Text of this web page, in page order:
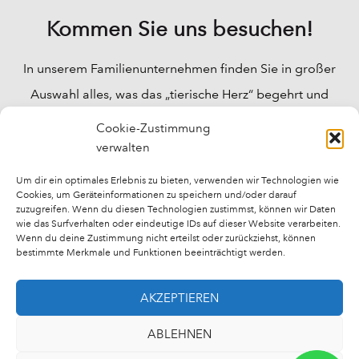
Cookie-Zustimmung
verwalten
Um dir ein optimales Erlebnis zu bieten, verwenden wir Technologien wie
Cookies, um Geräteinformationen zu speichern und/oder darauf
zuzugreifen. Wenn du diesen Technologien zustimmst, können wir Daten
wie das Surfverhalten oder eindeutige IDs auf dieser Website verarbeiten.
Wenn du deine Zustimmung nicht erteilst oder zurückziehst, können
bestimmte Merkmale und Funktionen beeinträchtigt werden.
AKZEPTIEREN
ABLEHNEN
Kommen Sie uns besuchen!
In unserem Familienunternehmen finden Sie in großer
Auswahl alles, was das „tierische Herz“ begehrt und
Ihre Fragen werden bei uns fachkundig beantwortet.
Wir können Ihnen für fast alle „tierischen“ Probleme
Ihrer Tiere bieten wir fast alles an.
Impressum Datenschutzerklärung Kontakt